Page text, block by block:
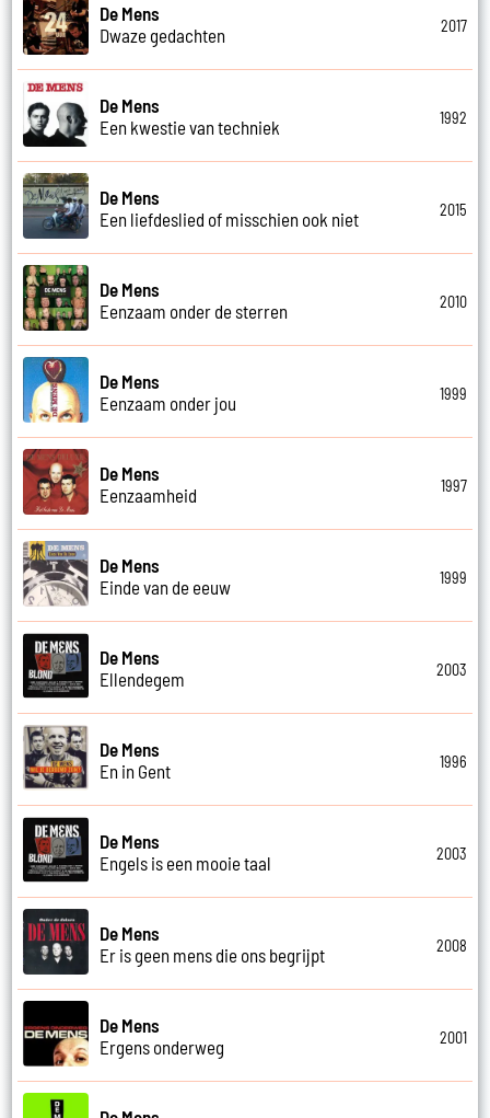
De Mens
Dwaze gedachten
2017
De Mens
Een kwestie van techniek
1992
De Mens
Een liefdeslied of misschien ook niet
2015
De Mens
Eenzaam onder de sterren
2010
De Mens
Eenzaam onder jou
1999
De Mens
Eenzaamheid
1997
De Mens
Einde van de eeuw
1999
De Mens
Ellendegem
2003
De Mens
En in Gent
1996
De Mens
Engels is een mooie taal
2003
De Mens
Er is geen mens die ons begrijpt
2008
De Mens
Ergens onderweg
2001